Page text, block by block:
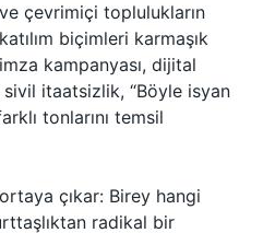
çevrimiçi toplulukların
biçimleri karmaşık
kampanyası, dijital
itaatsizlik, “Böyle isyan
tonlarını temsil
çıkar: Birey hangi
radikal bir